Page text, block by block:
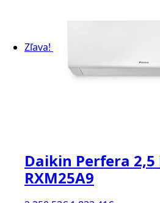
Zľava!
Daikin Perfera 2,5
RXM25A9